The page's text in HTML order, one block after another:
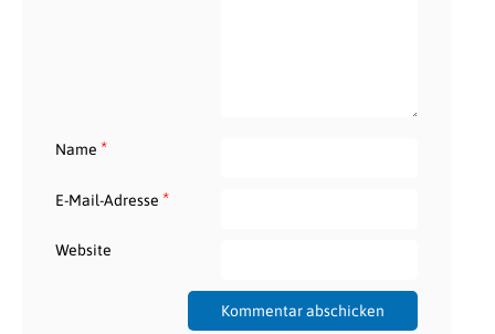
Name *
E-Mail-Adresse *
Website